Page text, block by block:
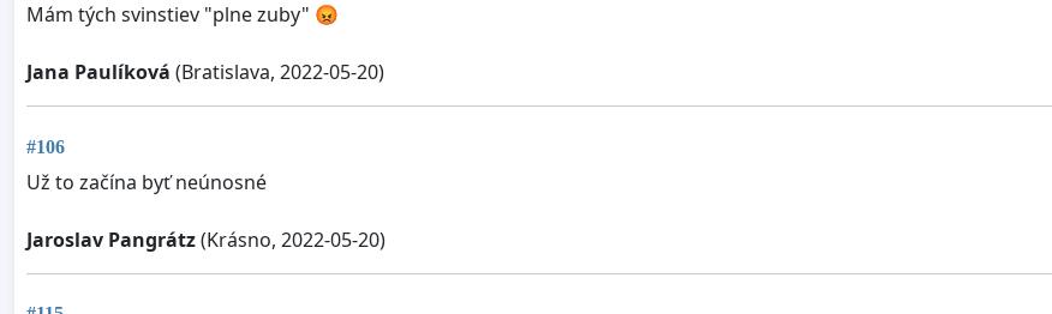
Mám tých svinstiev "plne zuby" 😡
Jana Paulíková (Bratislava, 2022-05-20)
#106
Už to začína byť neúnosné
Jaroslav Pangrátz(Krásno, 2022-05-20)